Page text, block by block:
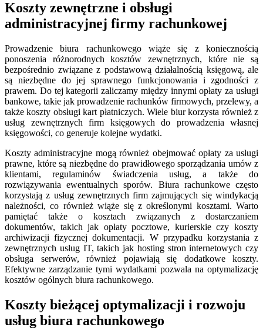
Koszty zewnętrzne i obsługi
administracyjnej firmy rachunkowej
Prowadzenie biura rachunkowego wiąże się z koniecznością
ponoszenia różnorodnych kosztów zewnętrznych, które nie są
bezpośrednio związane z podstawową działalnością księgową, ale
są niezbędne do jej sprawnego funkcjonowania i zgodności z
prawem. Do tej kategorii zaliczamy między innymi opłaty za usługi
bankowe, takie jak prowadzenie rachunków firmowych, przelewy, a
także koszty obsługi kart płatniczych. Wiele biur korzysta również z
usług zewnętrznych firm księgowych do prowadzenia własnej
księgowości, co generuje kolejne wydatki.
Koszty administracyjne mogą również obejmować opłaty za usługi
prawne, które są niezbędne do prawidłowego sporządzania umów z
klientami, regulaminów świadczenia usług, a także do
rozwiązywania ewentualnych sporów. Biura rachunkowe często
korzystają z usług zewnętrznych firm zajmujących się windykacją
należności, co również wiąże się z określonymi kosztami. Warto
pamiętać także o kosztach związanych z dostarczaniem
dokumentów, takich jak opłaty pocztowe, kurierskie czy koszty
archiwizacji fizycznej dokumentacji. W przypadku korzystania z
zewnętrznych usług IT, takich jak hosting stron internetowych czy
obsługa serwerów, również pojawiają się dodatkowe koszty.
Efektywne zarządzanie tymi wydatkami pozwala na optymalizację
kosztów ogólnych biura rachunkowego.
Koszty bieżącej optymalizacji i rozwoju
usług biura rachunkowego